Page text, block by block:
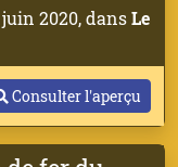
2020, dansLe
Consulter l'aperçu